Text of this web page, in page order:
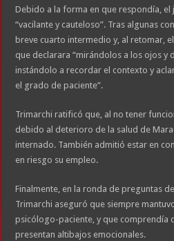
Debido a la forma en que respondía, el
“vacilante y cauteloso”. Tras algunas
breve cuarto intermedio y, al retomar,
que declarara “mirándolos a los ojos y
instándolo a recordar el contexto y
el grado de paciente”.
Trimarchi ratificó que, al no tener
debido al deterioro de la salud de
internado. También admitió estar en
en riesgo su empleo.
Finalmente, en la ronda de preguntas
Trimarchi aseguró que siempre
psicólogo-paciente, y que comprendía
presentan altibajos emocionales.